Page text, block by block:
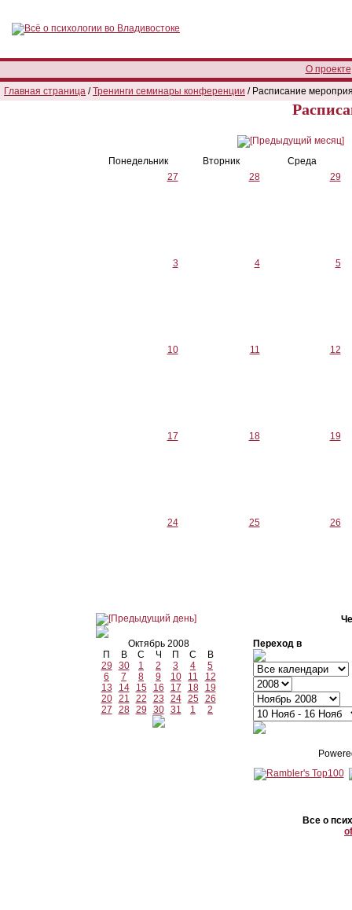
О проекте
Главная страница /Тренинги семинары конференции / Расписание
Понедельник Вторник
Среда
27
28 29
3 4 5
10 11 12
17 18 19
24 25 26
Октябрь 2008
П
В С Ч П С
В
29
30 1 2 3 4
5
6
7 8 9 10 11
12
13
14 15 16 17 18
19
20
21 22 23 24 25
26
27
28 29 30 31 1 2
Переход в
Все о